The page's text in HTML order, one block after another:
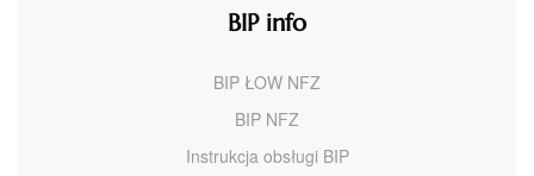
BIP info
BIP ŁOW NFZ
BIP NFZ
Instrukcja obsługi BIP